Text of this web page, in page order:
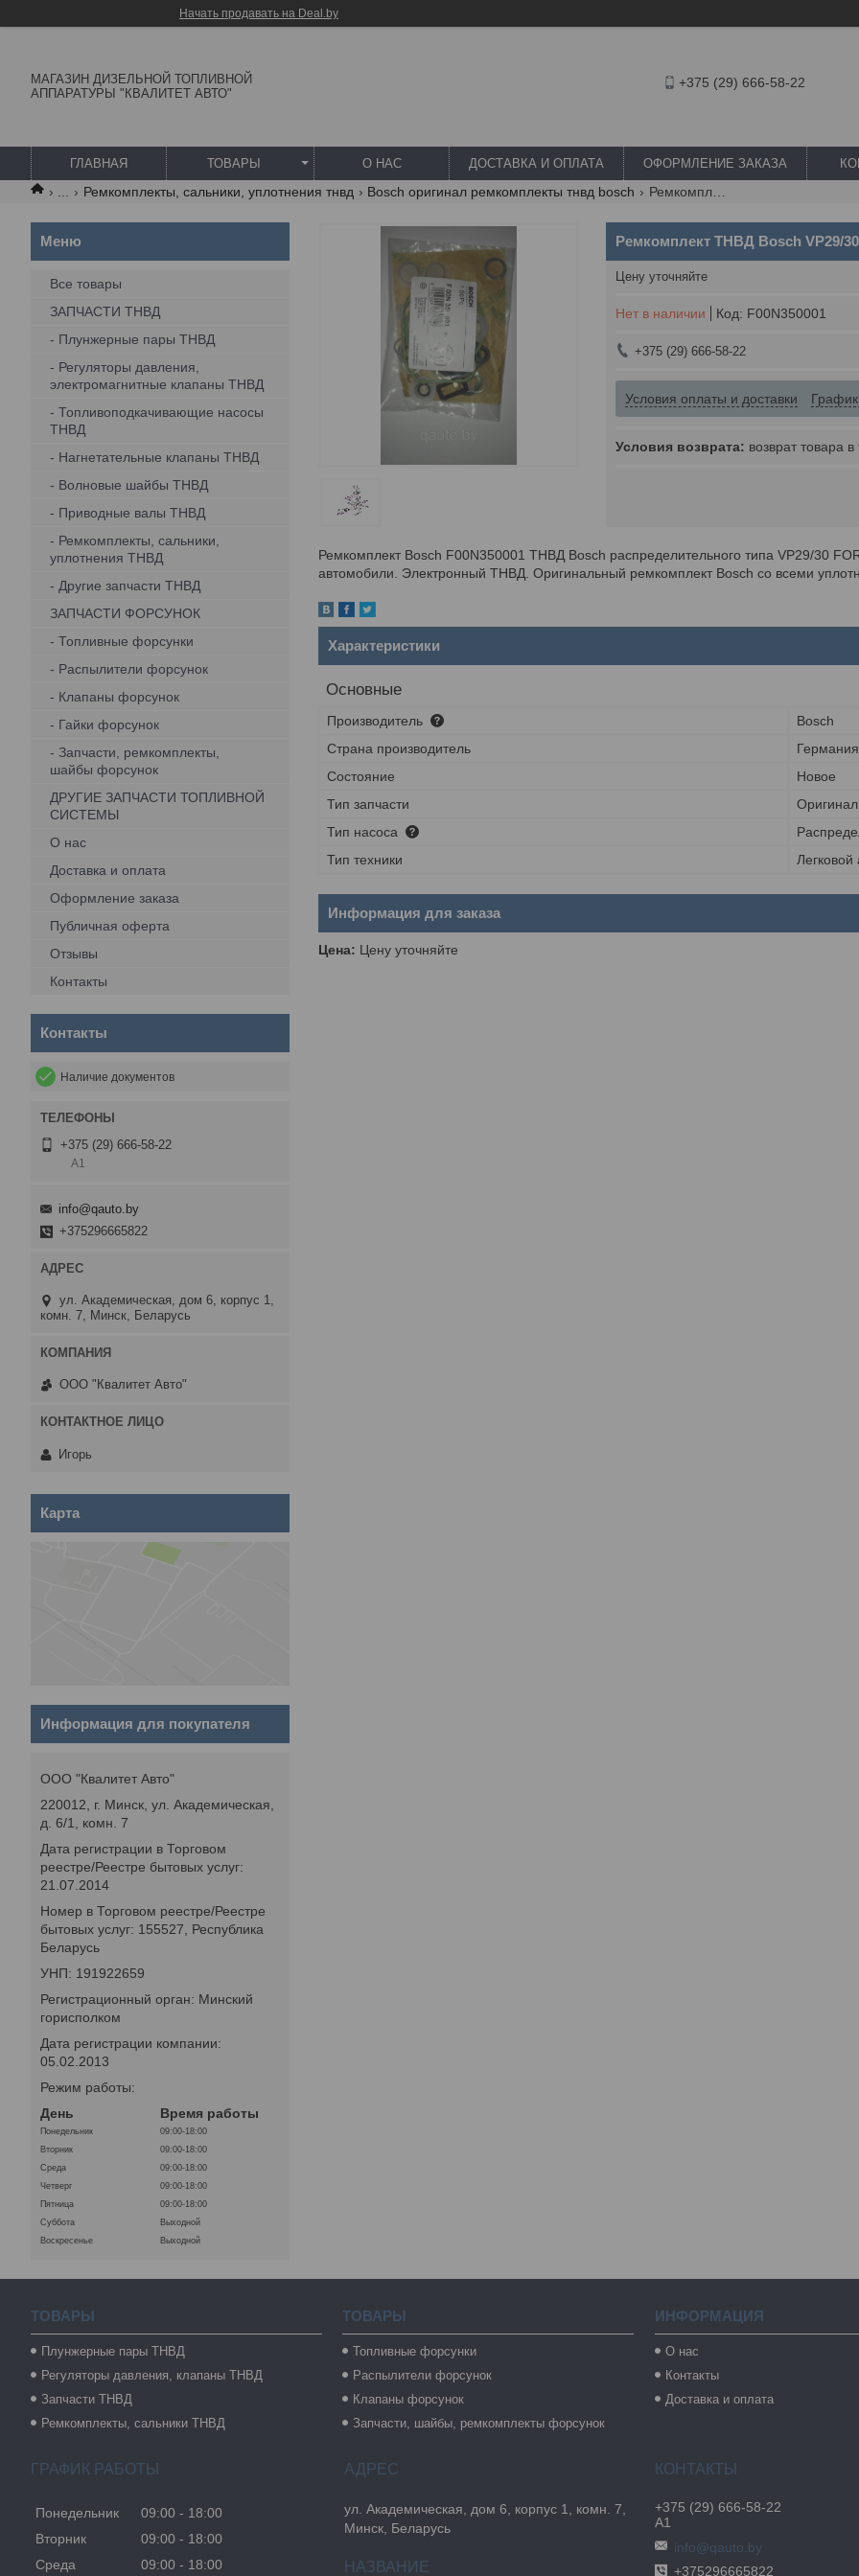
Начать продавать на Deal.by
МАГАЗИН ДИЗЕЛЬНОЙ ТОПЛИВНОЙ
АППАРАТУРЫ "КВАЛИТЕТ АВТО"
+375 (29) 666-58-22
ГЛАВНАЯ ТОВАРЫ О НАС ДОСТАВКА И ОПЛАТА ОФОРМЛЕНИЕ ЗАКАЗА
Ремкомплекты, сальники, уплотнения тнвд Bosch оригинал ремкомплекты тнвд bosch
Ремкомплект ТНВД Bosch VP29/30
Цену уточняйте
Нет в наличии Код: F00N350001
+375 (29) 666-58-22
Условия оплаты и доставки
возврат товара
Ремкомплект Bosch F00N350001 ТНВД Bosch распределительного типа VP29/30
автомобили. Электронный ТНВД. Оригинальный ремкомплект Bosch со всеми
Характеристики
Основные
Производитель
Bosch
Страна производитель
Германия
Состояние
Новое
Тип запчасти
Оригинал
Тип насоса
Тип техники
Информация для заказа
Цена: Цену уточняйте
Все товары
ЗАПЧАСТИ ТНВД
- Плунжерные пары ТНВД
- Регуляторы давления,
электромагнитные клапаны ТНВД
- Топливоподкачивающие насосы
ТНВД
- Нагнетательные клапаны ТНВД
- Волновые шайбы ТНВД
- Приводные валы ТНВД
- Ремкомплекты, сальники,
уплотнения ТНВД
- Другие запчасти ТНВД
ЗАПЧАСТИ ФОРСУНОК
- Топливные форсунки
- Распылители форсунок
- Клапаны форсунок
- Гайки форсунок
- Запчасти, ремкомплекты,
шайбы форсунок
ДРУГИЕ ЗАПЧАСТИ ТОПЛИВНОЙ
СИСТЕМЫ
О нас
Доставка и оплата
Оформление заказа
Публичная оферта
Отзывы
Контакты
Контакты
Наличие документов
+375 (29) 666-58-22
А1
info@qauto.by
+375296665822
ул. Академическая, дом 6, корпус 1,
комн. 7, Минск, Беларусь
ООО "Квалитет Авто"
Игорь
Карта
Информация для покупателя
ООО "Квалитет Авто"
220012, г. Минск, ул. Академическая,
д. 6/1, комн. 7
Дата регистрации в Торговом
реестре/Реестре бытовых услуг:
21.07.2014
Номер в Торговом реестре/Реестре
бытовых услуг: 155527, Республика
Беларусь
УНП: 191922659
Регистрационный орган: Минский
горисполком
Дата регистрации компании:
05.02.2013
Режим работы:
День
Время работы
Понедельник
09:00-18:00
Вторник
09:00-18:00
Среда
09:00-18:00
Четверг
09:00-18:00
Пятница
09:00-18:00
Суббота
Выходной
Воскресенье
Выходной
ТОВАРЫ
Плунжерные пары ТНВД
Регуляторы давления, клапаны ТНВД
Запчасти ТНВД
Ремкомплекты, сальники ТНВД
ТОВАРЫ
Топливные форсунки
Распылители форсунок
Клапаны форсунок
Запчасти, шайбы, ремкомплекты форсунок
ИНФОРМАЦИЯ
О нас
Контакты
Доставка и оплата
ГРАФИК РАБОТЫ
Понедельник 09:00
18:00
Вторник
09:00
18:00
Среда
09:00 18:00
ул. Академическая, дом 6, корпус 1, комн. 7,
Минск, Беларусь
+375 (29) 666-58-22
А1
info@qauto.by
+375296665822